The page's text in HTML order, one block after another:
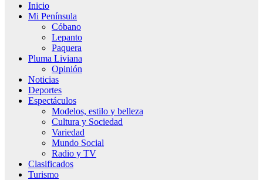
Inicio
Mi Península
Cóbano
Lepanto
Paquera
Pluma Liviana
Opinión
Noticias
Deportes
Espectáculos
Modelos, estilo y belleza
Cultura y Sociedad
Variedad
Mundo Social
Radio y TV
Clasificados
Turismo